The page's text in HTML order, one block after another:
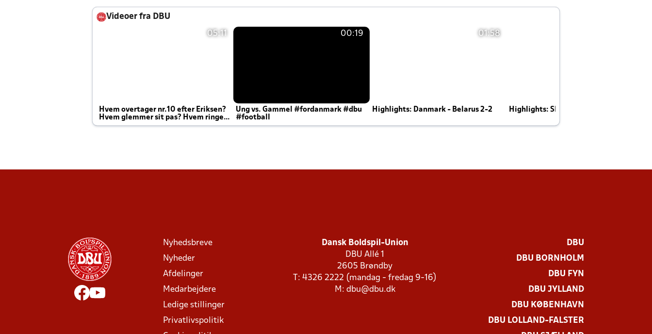
Videoer fra DBU
05:11
Hvem overtager nr.10 efter Eriksen?
Hvem glemmer sit pas? Hvem ringer
Joachim altid til efter kampe?
00:19
Ung vs. Gammel #fordanmark #dbu
#football
01:58
Highlights: Danmark - Belarus 2-2 Highlights: Skotland - Danmark 4-2
Nyhedsbreve
Nyheder
Afdelinger
Medarbejdere
Ledige stillinger
Privatlivspolitik
Dansk Boldspil-Union
DBU Allé 1
2605 Brøndby
T: 4326 2222 (mandag - fredag 9-16)
M: dbu@dbu.dk
DBU
DBU BORNHOLM
DBU FYN
DBU JYLLAND
DBU KØBENHAVN
DBU LOLLAND-FALSTER